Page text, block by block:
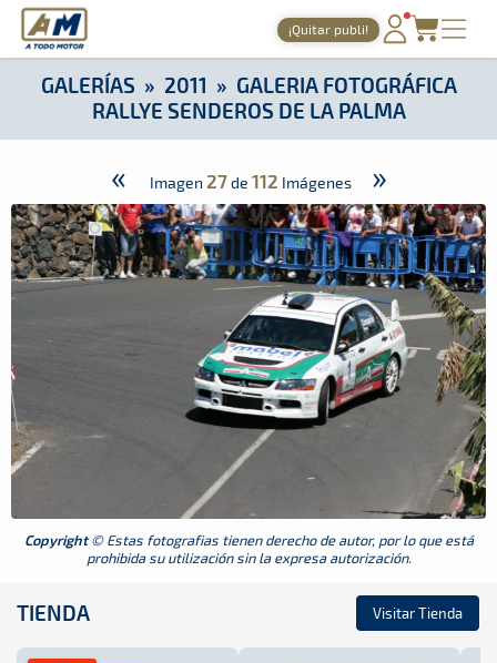
A Todo Motor · Revista del motor desde 1999
¡Quitar publi!
PORTADA
TIEMPOS ONLINE
AGENDA
GALERÍAS
TIENDA
ARCHIVO
» Galeria Fotográfica Rallye
GALERÍAS » 2011 » GALERIA FOTOGRÁFICA
RALLYE SENDEROS DE LA PALMA
« Imagen 27de 112 Imágenes »
Copyright© Estas fotografias tienen derecho de autor, por lo que está
prohibida su utilización sin la expresa autorización.
TIENDA Visitar Tienda